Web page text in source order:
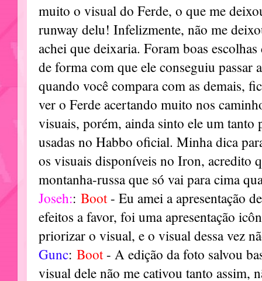
muito o visual do Ferde, o que me
runway delu! Infelizmente, não me
achei que deixaria. Foram boas
de forma com que ele conseguiu passar
quando você compara com as demais,
ver o Ferde acertando muito nos
visuais, porém, ainda sinto ele um tanto
usadas no Habbo oficial. Minha dica
os visuais disponíveis no Iron, acredito
montanha-russa que só vai para cima
Joseh:: Boot- Eu amei a apresentação
efeitos a favor, foi uma apresentação
priorizar o visual, e o visual dessa vez
Gunc: Boot- A edição da foto salvou
visual dele não me cativou tanto assim,